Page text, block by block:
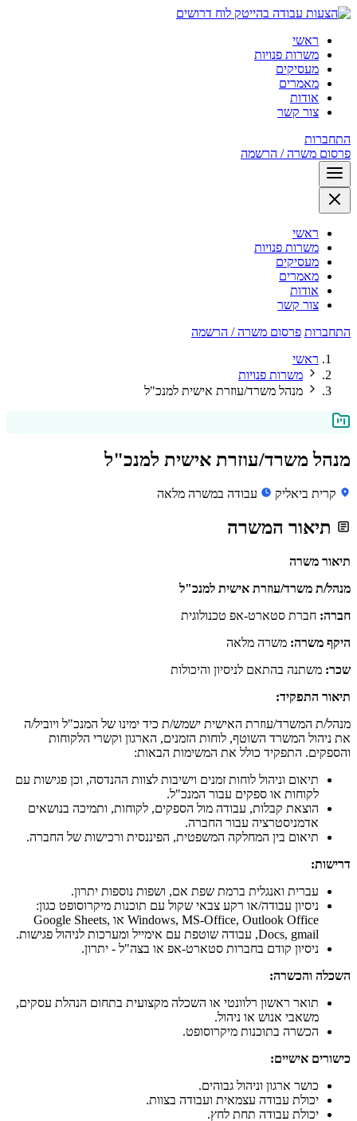
לוח דרושים
ראשי
משרות פנויות
מעסיקים
מאמרים
אודות
צור קשר
התחברות
פרסום משרה / הרשמה
ראשי
משרות פנויות
מעסיקים
מאמרים
אודות
צור קשר
התחברות פרסום משרה / הרשמה
ראשי
משרות פנויות
מנהל משרד/עוזרת אישית למנכ"ל
מנהל משרד/עוזרת אישית למנכ"ל
קרית ביאליק עבודה במשרה מלאה
תיאור המשרה
תיאור משרה
מנהל/ת משרד/עוזרת אישית למנכ"ל
חברה: חברת סטארט-אפ טכנולוגית
היקף משרה: משרה מלאה
שכר: משתנה בהתאם לניסיון והיכולות
תיאור התפקיד:
מנהל/ת המשרד/עוזרת האישית ישמש/ת כיד ימינו של המנכ"ל ויוביל/ה
את ניהול המשרד השוטף, לוחות הזמנים, הארגון וקשרי הלקוחות
והספקים. התפקיד כולל את המשימות הבאות:
תיאום וניהול לוחות זמנים וישיבות לצוות ההנדסה, וכן פגישות עם
לקוחות או ספקים עבור המנכ"ל.
הוצאת קבלות, עבודה מול הספקים, לקוחות, ותמיכה בנושאים
אדמניסטרציה עבור החברה.
תיאום בין המחלקה המשפטית, הפיננסית ורכישות של החברה.
דרישות:
עברית ואנגלית ברמת שפת אם, ושפות נוספות יתרון.
ניסיון עבודה/או רקע צבאי שקול עם תוכנות מיקרוסופט כגון:
Windows, MS-Office, Outlook Office או Google Sheets,
Docs, gmail, עבודה שוטפת עם אימייל ומערכות לניהול פגישות.
ניסיון קודם בחברות סטארט-אפ או בצה"ל - יתרון.
השכלה והכשרה:
תואר ראשון רלוונטי או השכלה מקצועית בתחום הנהלת עסקים,
משאבי אנוש או ניהול.
הכשרה בתוכנות מיקרוסופט.
כישורים אישיים:
כושר ארגון וניהול גבוהים.
יכולת עבודה עצמאית ועבודה בצוות.
יכולת עבודה תחת לחץ.